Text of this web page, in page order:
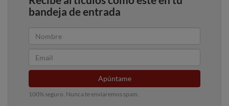
bandeja de entrada
Apúntame
100% seguro. Nunca te enviaremos spam.